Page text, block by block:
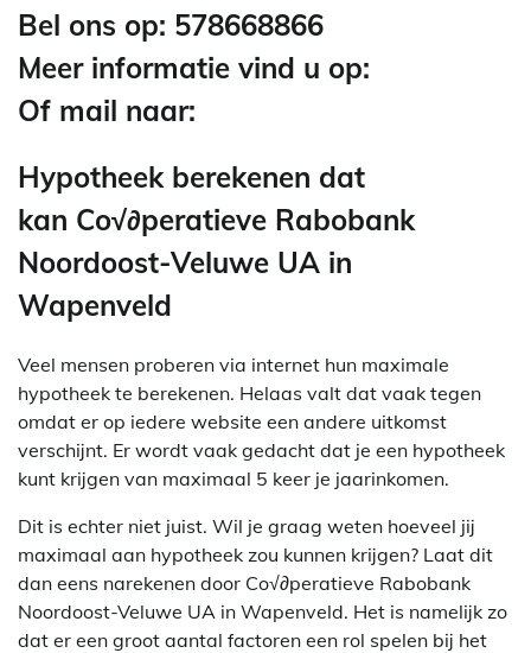
Bel ons op: 578668866
Meer informatie vind u op:
Of mail naar:
Hypotheek berekenen dat
kan Co√∂peratieve Rabobank
Noordoost-Veluwe UA in
Wapenveld
Veel mensen proberen via internet hun maximale
hypotheek te berekenen. Helaas valt dat vaak tegen
omdat er op iedere website een andere uitkomst
verschijnt. Er wordt vaak gedacht dat je een hypotheek
kunt krijgen van maximaal 5 keer je jaarinkomen.
Dit is echter niet juist. Wil je graag weten hoeveel jij
maximaal aan hypotheek zou kunnen krijgen? Laat dit
dan eens narekenen door Co√∂peratieve Rabobank
Noordoost-Veluwe UA in Wapenveld. Het is namelijk zo
dat er een groot aantal factoren een rol spelen bij het